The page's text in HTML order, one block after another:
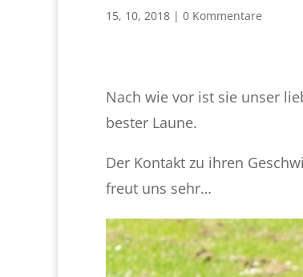
15, 10, 2018 | 0 Kommentare
Nach wie vor ist sie unser
bester Laune.
Der Kontakt zu ihren
freut uns sehr…